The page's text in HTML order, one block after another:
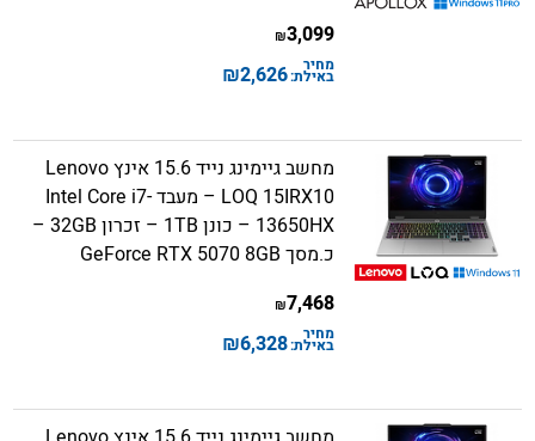
3,099
₪
מחיר
באילת:2,626
₪
מחשב גיימינג נייד 15.6 אינץ Lenovo
LOQ 15IRX10 – מעבד Intel Core i7-
13650HX – כונן 1TB – זכרון 32GB –
כ.מסך GeForce RTX 5070 8GB
7,468
₪
מחיר
באילת:6,328
₪